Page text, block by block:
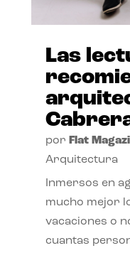
Las
por Flat
Arquitectura
Inmersos en
mucho mejor
vacaciones o
cuantas